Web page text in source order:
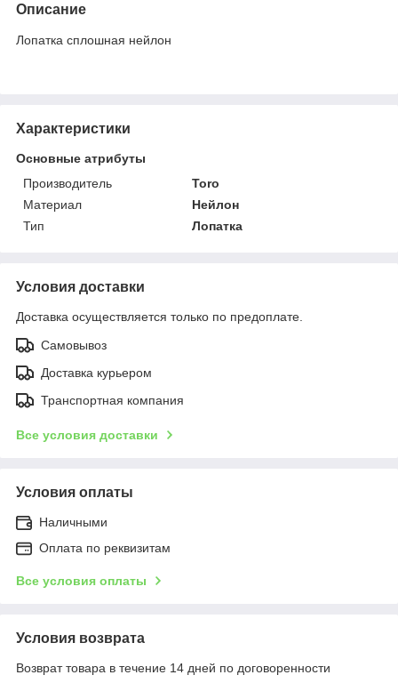
Описание
Лопатка сплошная нейлон
Характеристики
Основные атрибуты
Производитель
Toro
Материал
Нейлон
Тип
Лопатка
Условия доставки
Доставка осуществляется только по предоплате.
Самовывоз
Доставка курьером
Транспортная компания
Все условия доставки
Условия оплаты
Наличными
Оплата по реквизитам
Все условия оплаты
Условия возврата
Возврат товара в течение 14 дней по договоренности